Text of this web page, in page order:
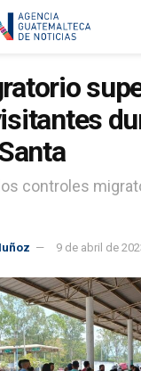
controles
9 de abril de